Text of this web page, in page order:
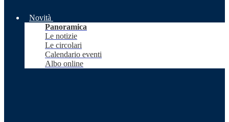
Novità
Panoramica
Le notizie
Le circolari
Calendario eventi
Albo online